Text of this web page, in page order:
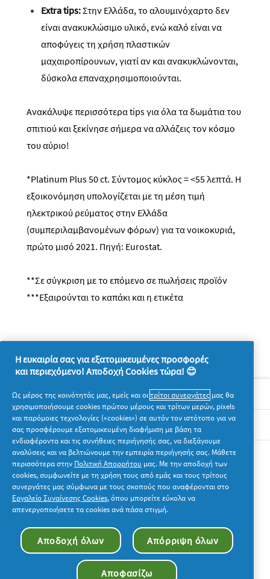
Extratips:Στην Ελλάδα, το αλουμινόχαρτο δεν
είναι ανακυκλώσιμο υλικό, ενώ καλό είναι να
αποφύγεις τη χρήση πλαστικών
μαχαιροπίρουνων, γιατί αν και ανακυκλώνονται,
δύσκολα επαναχρησιμοποιούνται.
Ανακάλυψε περισσότεραtipsγια όλα τα δωμάτια του
σπιτιού και ξεκίνησε σήμερα να αλλάζεις τον κόσμο
του αύριο!
*Platinum Plus50ct. Σύντομος κύκλος = <55 λεπτά. Η
εξοικονόμηση υπολογίζεται με τη μέση τιμή
ηλεκτρικού ρεύματος στην Ελλάδα
(συμπεριλαμβανομένων φόρων) για τα νοικοκυριά,
πρώτο μισό 2021. Πηγή: Eurostat.
**Σε σύγκριση με το επόμενο σε πωλήσεις προϊόν
***Εξαιρούνται το καπάκι και η ετικέτα
Σχετικά με την P&G
Νομικά
Ακολουθήστε μας
© 2026 Procter & Gamble. Με την επιφύλαξη παντός
δικαιώματος. Η χρήση και η πρόσβαση στις πληροφορίες σε
αυτόν τον ιστότοπο υπόκειται στους όρους και τις προϋποθέσεις
που καθορίζονται στη νομική συμφωνία μας.
Η ευκαιρία σας για εξατομικευμένες προσφορές
και περιεχόμενο! Αποδοχή Cookies τώρα! 😊
Ως μέρος της κοινότητάς μας, εμείς και οιτρίτοι συνεργάτες μας θα
χρησιμοποιήσουμε cookies πρώτου μέρους και τρίτων μερών, pixels
και παρόμοιες τεχνολογίες («cookies») σε αυτόν τον ιστότοπο για να
σας προσφέρουμε εξατομικευμένη διαφήμιση με βάση τα
ενδιαφέροντα και τις συνήθειες περιήγησής σας, να διεξάγουμε
αναλύσεις και να βελτιώνουμε την εμπειρία περιήγησής σας. Μάθετε
περισσότερα στην Πολιτική Απορρήτου μας. Με την αποδοχή των
cookies, συμφωνείτε με τη χρήση τους από εμάς και τους τρίτους
συνεργάτες μας σύμφωνα με τους σκοπούς που αναφέρονται στο
Εργαλείο Συναίνεσης Cookies, όπου μπορείτε εύκολα να
απενεργοποιήσετε τα cookies ανά πάσα στιγμή.
Αποδοχή όλων Απόρριψη όλων
Αποφασίζω